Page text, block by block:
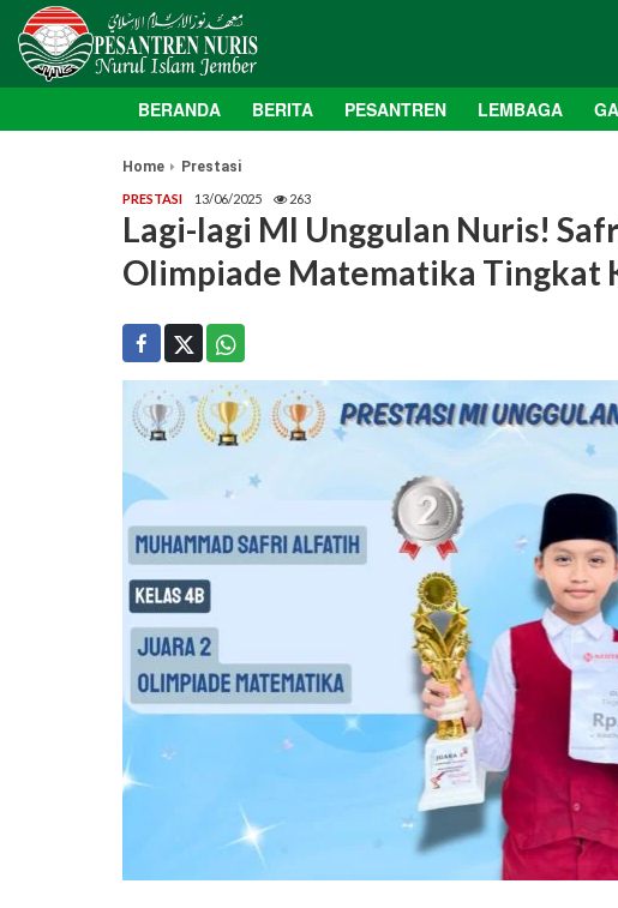
BERANDA BERITA PESANTREN LEMBAGA
Home Prestasi
PRESTASI 13/06/2025 263
Lagi-lagi MI Unggulan Nuris!
Olimpiade Matematika Tingkat